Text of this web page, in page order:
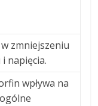
zmniejszeniu
napięcia.
wpływa na